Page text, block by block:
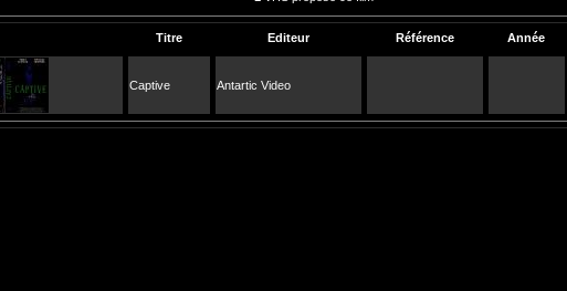
Titre Editeur Référence Année
Captive Antartic Video